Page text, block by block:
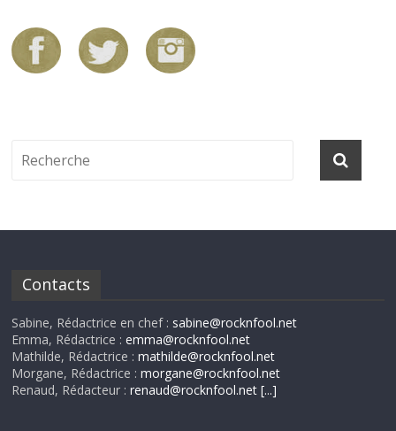
Contacts
Sabine, Rédactrice en chef : sabine@rocknfool.net
Emma, Rédactrice :emma@rocknfool.net
Mathilde, Rédactrice :mathilde@rocknfool.net
Morgane, Rédactrice :morgane@rocknfool.net
Renaud, Rédacteur :renaud@rocknfool.net [...]